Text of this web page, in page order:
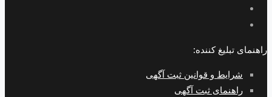
راهنمای تبلیغ کننده:
شرایط و قوانین ثبت آگهی
راهنمای ثبت آگهی